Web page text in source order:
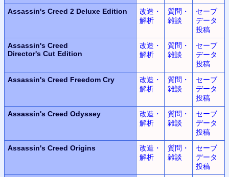
Assassin's Creed 2 Deluxe Edition
改造・
解析
質問・
雑談
セーブ
データ
投稿
Assassin's Creed
Director's Cut Edition
改造・
解析
質問・
雑談
セーブ
データ
投稿
Assassin's Creed Freedom Cry
改造・
解析
質問・
雑談
セーブ
データ
投稿
Assassin's Creed Odyssey
改造・
解析
質問・
雑談
セーブ
データ
投稿
Assassin's Creed Origins
改造・
解析
質問・
雑談
セーブ
データ
投稿